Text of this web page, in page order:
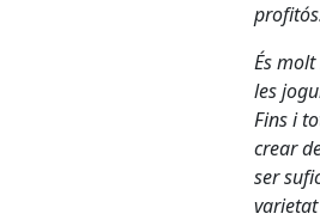
És
les
Fins i
crear
ser